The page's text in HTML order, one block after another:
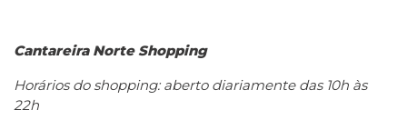
Cantareira Norte Shopping
Horários do shopping: aberto diariamente das 10h às
22h